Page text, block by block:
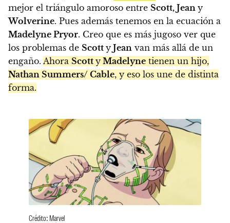
mejor el triángulo amoroso entre Scott, Jean y
Wolverine. Pues además tenemos en la ecuación a
Madelyne Pryor. Creo que es más jugoso ver que
los problemas de Scott y Jean van más allá de un
engaño. Ahora Scott y Madelyne tienen un hijo,
Nathan Summers/ Cable, y eso los une de distinta
forma.
Crédito: Marvel